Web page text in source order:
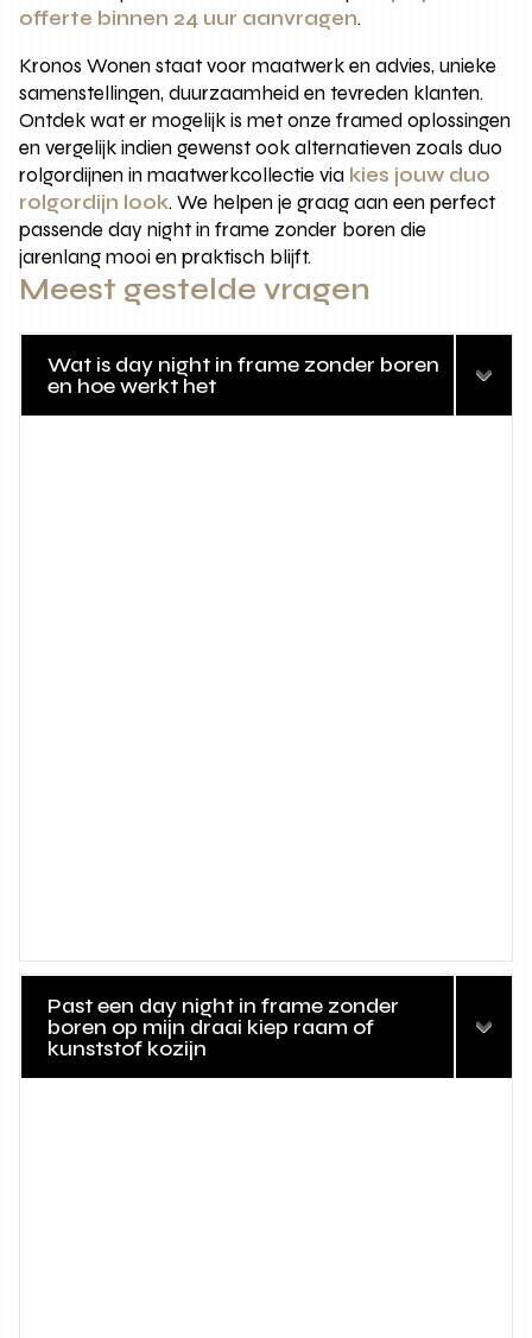
offerte binnen 24 uur aanvragen.
Kronos Wonen staat voor maatwerk en advies, unieke
samenstellingen, duurzaamheid en tevreden klanten.
Ontdek wat er mogelijk is met onze framed oplossingen
en vergelijk indien gewenst ook alternatieven zoals duo
rolgordijnen in maatwerkcollectie via kies jouw duo
rolgordijn look. We helpen je graag aan een perfect
passende day night in frame zonder boren die
jarenlang mooi en praktisch blijft.
Meest gestelde vragen
Wat is day night in frame zonder boren
en hoe werkt het
Past een day night in frame zonder
boren op mijn draai kiep raam of
kunststof kozijn